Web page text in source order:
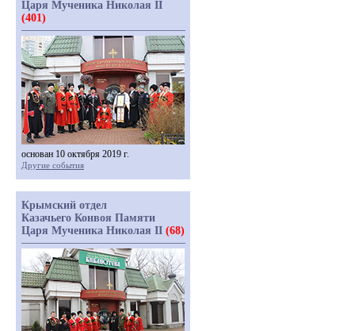
Царя Мученика Николая II
(401)
основан 10 октября 2019 г.
Другие события
Крымский отдел
Казачьего Конвоя Памяти
Царя Мученика Николая II (68)